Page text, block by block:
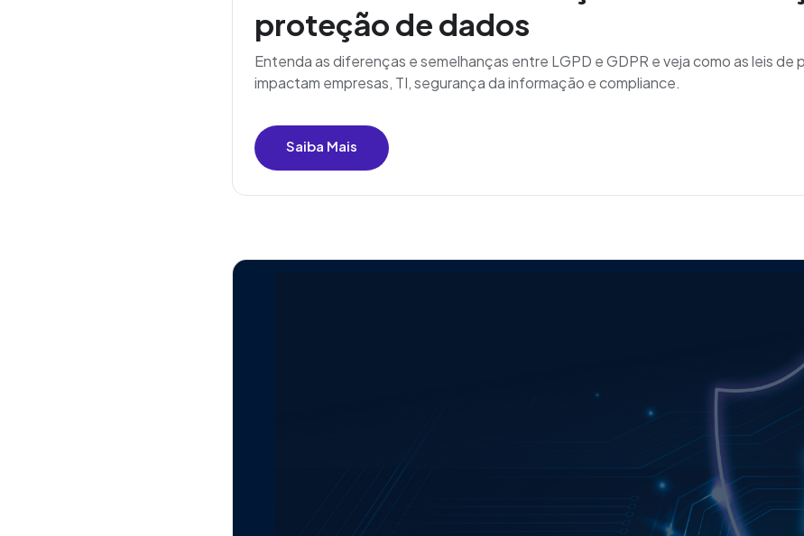
proteção de dados
Entenda as diferenças e semelhanças entre LGPD e GDPR e veja como as leis
impactam empresas, TI, segurança da informação e compliance.
Saiba Mais